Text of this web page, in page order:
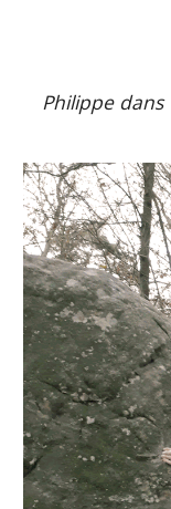
Philippe dans